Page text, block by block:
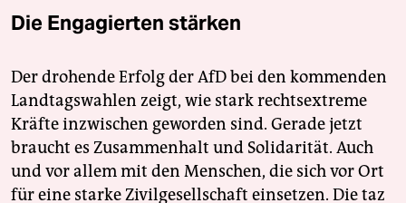
Die Engagierten stärken
Der drohende Erfolg der AfD bei den kommenden
Landtagswahlen zeigt, wie stark rechtsextreme
Kräfte inzwischen geworden sind. Gerade jetzt
braucht es Zusammenhalt und Solidarität. Auch
und vor allem mit den Menschen, die sich vor Ort
für eine starke Zivilgesellschaft einsetzen. Die taz